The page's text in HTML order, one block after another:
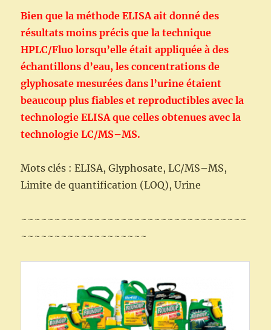
Bien que la méthode ELISA ait donné des
résultats moins précis que la technique
HPLC/Fluo lorsqu’elle était appliquée à des
échantillons d’eau, les concentrations de
glyphosate mesurées dans l’urine étaient
beaucoup plus fiables et reproductibles avec la
technologie ELISA que celles obtenues avec la
technologie LC/MS–MS.
Mots clés : ELISA, Glyphosate, LC/MS–MS,
Limite de quantification (LOQ), Urine
~~~~~~~~~~~~~~~~~~~~~~~~~~~~~~~~~~
~~~~~~~~~~~~~~~~~~~